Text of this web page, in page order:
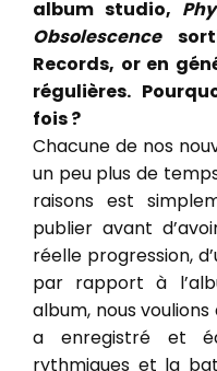
album studio,
Obsolescence
Records, or en
régulières.
fois ?
Chacune de nos
un peu plus de
raisons est
publier avant
réelle progression,
par rapport à
album, nous voulions
a enregistré et
rythmiques et la